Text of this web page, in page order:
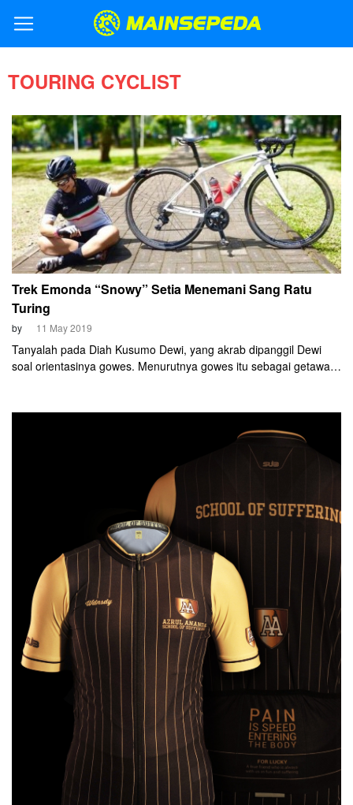
TOURING CYCLIST
Trek Emonda “Snowy” Setia Menemani Sang Ratu
Turing
by 11 May 2019
Tanyalah pada Diah Kusumo Dewi, yang akrab dipanggil Dewi
soal orientasinya gowes. Menurutnya gowes itu sebagai getaway
penting Trek Emonda-nya sehat dan bisa jalan-jalan melihat alam